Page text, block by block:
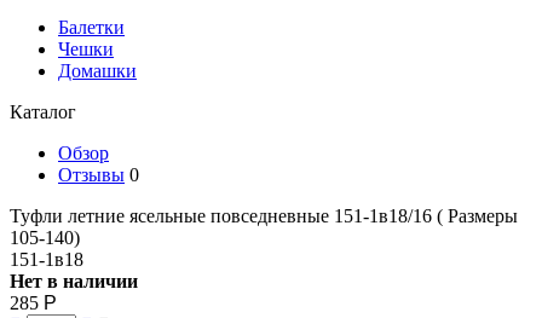
Балетки
Чешки
Домашки
Каталог
Обзор
Отзывы 0
Туфли летние ясельные повседневные 151-1в18/16 ( Размеры
105-140)
151-1в18
Нет в наличии
285 Р